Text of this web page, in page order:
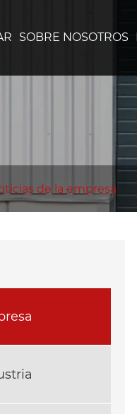
SOBRE NOSOTROS
de la empresa